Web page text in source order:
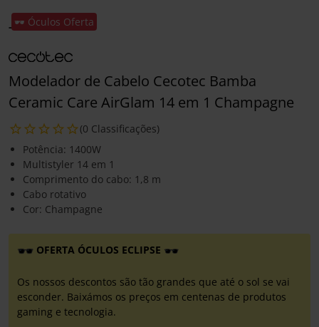
🕶️ Óculos Oferta
Modelador de Cabelo Cecotec Bamba
Ceramic Care AirGlam 14 em 1 Champagne
(0 Classificações)
Potência: 1400W
Multistyler 14 em 1
Comprimento do cabo: 1,8 m
Cabo rotativo
Cor: Champagne
OFERTA ÓCULOS ECLIPSE
Os nossos descontos são tão grandes que até o sol se vai
esconder. Baixámos os preços em centenas de produtos
gaming e tecnologia.